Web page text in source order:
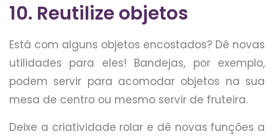
10. Reutilize objetos
Está com alguns objetos encostados? Dê novas
utilidades para eles! Bandejas, por exemplo,
podem servir para acomodar objetos na sua
mesa de centro ou mesmo servir de fruteira.
Deixe a criatividade rolar e dê novas funções a